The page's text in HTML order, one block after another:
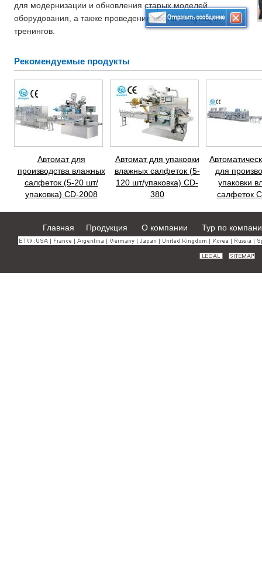
для модернизации и обновления старых моделей
оборудования, а также проведения соответствующих
тренингов.
Рекомендуемые продукты
Автомат для
производства влажных
салфеток (5-20 шт/
упаковка) CD-2008
Автомат для упаковки
влажных салфеток (5-
120 шт/упаковка) CD-
380
для
упаковки
салфеток
Главная Продукция О компании Тур по